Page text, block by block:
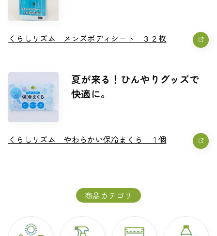
くらしリズム メンズボディシート ３２枚
くらしリズム メンズボディシート ３２枚
夏が来る！ひんやりグッズで
快適に。
くらしリズム やわらかい保冷まくら １個
くらしリズム やわらかい保冷まくら １個
商品カテゴリ